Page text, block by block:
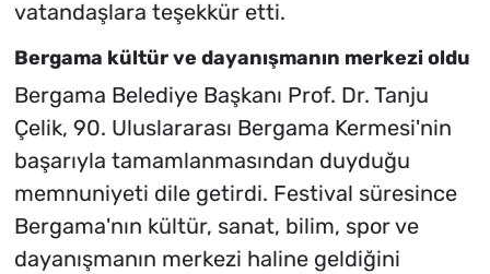
vatandaşlara teşekkür etti.
Bergama kültür ve dayanışmanın merkezi oldu
Bergama Belediye Başkanı Prof. Dr. Tanju
Çelik, 90. Uluslararası Bergama Kermesi'nin
başarıyla tamamlanmasından duyduğu
memnuniyeti dile getirdi. Festival süresince
Bergama'nın kültür, sanat, bilim, spor ve
dayanışmanın merkezi haline geldiğini